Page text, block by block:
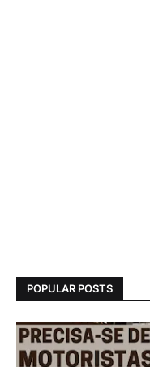
POPULAR POSTS